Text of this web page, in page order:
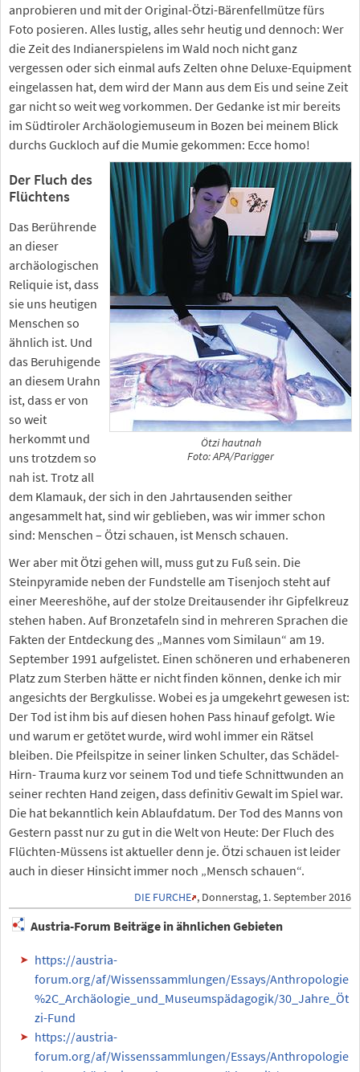
anprobieren und mit der Original-Ötzi-Bärenfellmütze fürs
Foto posieren. Alles lustig, alles sehr heutig und dennoch: Wer
die Zeit des Indianerspielens im Wald noch nicht ganz
vergessen oder sich einmal aufs Zelten ohne Deluxe-Equipment
eingelassen hat, dem wird der Mann aus dem Eis und seine Zeit
gar nicht so weit weg vorkommen. Der Gedanke ist mir bereits
im Südtiroler Archäologiemuseum in Bozen bei meinem Blick
durchs Guckloch auf die Mumie gekommen: Ecce homo!
Ötzi hautnah
Foto: APA/Parigger
Der Fluch des
Flüchtens
Das Berührende
an dieser
archäologischen
Reliquie ist, dass
sie uns heutigen
Menschen so
ähnlich ist. Und
das Beruhigende
an diesem Urahn
ist, dass er von
so weit
herkommt und
uns trotzdem so
nah ist. Trotz all
dem Klamauk, der sich in den Jahrtausenden seither
angesammelt hat, sind wir geblieben, was wir immer schon
sind: Menschen – Ötzi schauen, ist Mensch schauen.
Wer aber mit Ötzi gehen will, muss gut zu Fuß sein. Die
Steinpyramide neben der Fundstelle am Tisenjoch steht auf
einer Meereshöhe, auf der stolze Dreitausender ihr Gipfelkreuz
stehen haben. Auf Bronzetafeln sind in mehreren Sprachen die
Fakten der Entdeckung des „Mannes vom Similaun“ am 19.
September 1991 aufgelistet. Einen schöneren und erhabeneren
Platz zum Sterben hätte er nicht finden können, denke ich mir
angesichts der Bergkulisse. Wobei es ja umgekehrt gewesen ist:
Der Tod ist ihm bis auf diesen hohen Pass hinauf gefolgt. Wie
und warum er getötet wurde, wird wohl immer ein Rätsel
bleiben. Die Pfeilspitze in seiner linken Schulter, das Schädel-
Hirn- Trauma kurz vor seinem Tod und tiefe Schnittwunden an
seiner rechten Hand zeigen, dass definitiv Gewalt im Spiel war.
Die hat bekanntlich kein Ablaufdatum. Der Tod des Manns von
Gestern passt nur zu gut in die Welt von Heute: Der Fluch des
Flüchten-Müssens ist aktueller denn je. Ötzi schauen ist leider
auch in dieser Hinsicht immer noch „Mensch schauen“.
DIE FURCHE , Donnerstag, 1. September 2016
Austria-Forum Beiträge in ähnlichen Gebieten
https://austria-
forum.org/af/Wissenssammlungen/Essays/Anthropologie
%2C_Archäologie_und_Museumspädagogik/30_Jahre_Öt
zi-Fund
https://austria-
forum.org/af/Wissenssammlungen/Essays/Anthropologie